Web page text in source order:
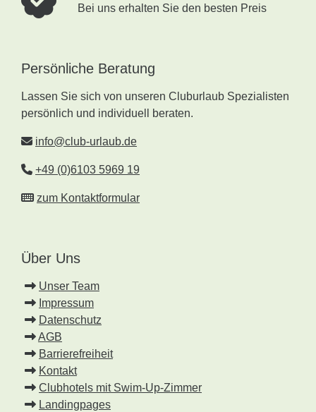
Bei uns erhalten Sie den besten Preis
Persönliche Beratung
Lassen Sie sich von unseren Cluburlaub Spezialisten
persönlich und individuell beraten.
info@club-urlaub.de
+49 (0)6103 5969 19
zum Kontaktformular
Über Uns
Unser Team
Impressum
Datenschutz
AGB
Barrierefreiheit
Kontakt
Clubhotels mit Swim-Up-Zimmer
Landingpages